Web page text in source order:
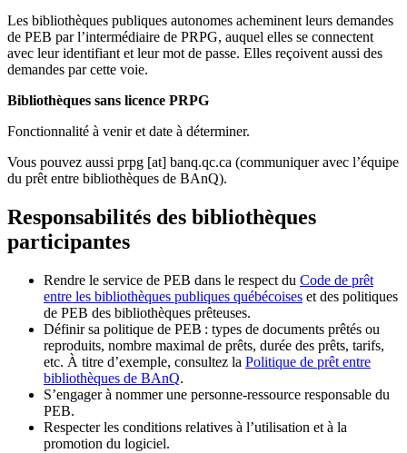
Les bibliothèques publiques autonomes acheminent leurs demandes
de PEB par l’intermédiaire de PRPG, auquel elles se connectent
avec leur identifiant et leur mot de passe. Elles reçoivent aussi des
demandes par cette voie.
Bibliothèques sans licence PRPG
Fonctionnalité à venir et date à déterminer.
Vous pouvez aussi prpg [at] banq.qc.ca (communiquer avec l’équipe
du prêt entre bibliothèques de BAnQ).
Responsabilités des bibliothèques
participantes
Rendre le service de PEB dans le respect du Code de prêt
entre les bibliothèques publiques québécoises et des politiques
de PEB des bibliothèques prêteuses.
Définir sa politique de PEB : types de documents prêtés ou
reproduits, nombre maximal de prêts, durée des prêts, tarifs,
etc. À titre d’exemple, consultez la Politique de prêt entre
bibliothèques de BAnQ.
S’engager à nommer une personne-ressource responsable du
PEB.
Respecter les conditions relatives à l’utilisation et à la
promotion du logiciel.